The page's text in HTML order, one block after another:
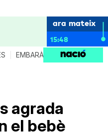
ara mateix
15:48
EMBARÀS CRIANÇA
agrada
el bebè